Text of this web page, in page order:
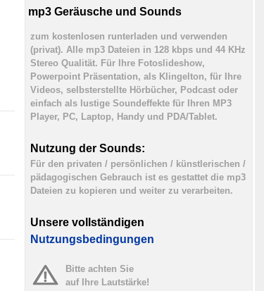
mp3 Geräusche und Sounds
zum kostenlosen runterladen und verwenden
(privat). Alle mp3 Dateien in 128 kbps und 44 KHz
Stereo Qualität. Für Ihre Fotoslideshow,
Powerpoint Präsentation, als Klingelton, für Ihre
Videos, selbsterstellte Hörbücher, Podcast oder
einfach als lustige Soundeffekte für Ihren MP3
Player, PC, Laptop, Handy und PDA/Tablet.
Nutzung der Sounds:
Für den privaten / persönlichen / künstlerischen /
pädagogischen Gebrauch ist es gestattet die mp3
Dateien zu kopieren und weiter zu verarbeiten.
Unsere vollständigen
Nutzungsbedingungen
Bitte achten Sie
auf Ihre Lautstärke!